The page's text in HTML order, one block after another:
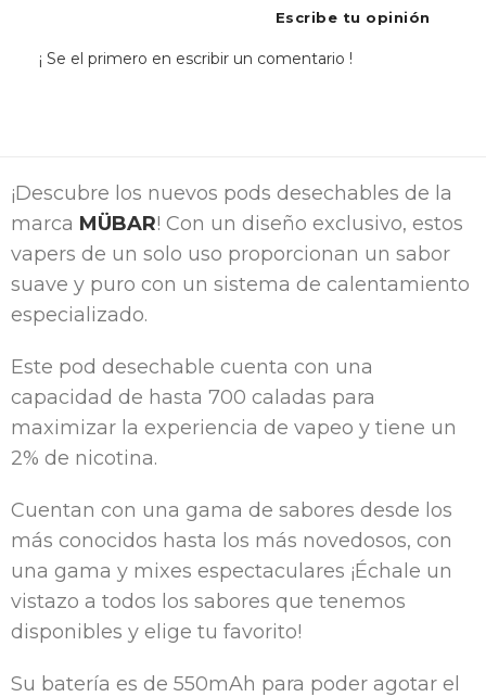
Escribe tu opinión
¡ Se el primero en escribir un comentario !
¡Descubre los nuevos pods desechables de la
marca MÜBAR! Con un diseño exclusivo, estos
vapers de un solo uso proporcionan un sabor
suave y puro con un sistema de calentamiento
especializado.
Este pod desechable cuenta con una
capacidad de hasta 700 caladas para
maximizar la experiencia de vapeo y tiene un
2% de nicotina.
Cuentan con una gama de sabores desde los
más conocidos hasta los más novedosos, con
una gama y mixes espectaculares ¡Échale un
vistazo a todos los sabores que tenemos
disponibles y elige tu favorito!
Su batería es de 550mAh para poder agotar el